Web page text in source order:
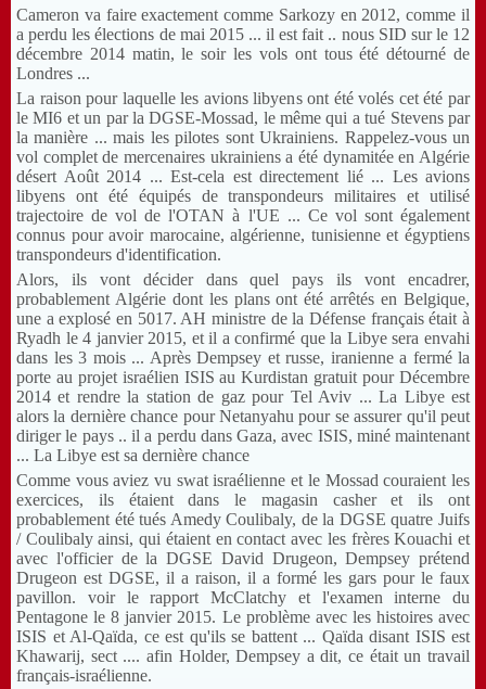
Cameron va faire exactement comme Sarkozy en 2012, comme il
a perdu les élections de mai 2015 ... il est fait .. nous SID sur le 12
décembre 2014 matin, le soir les vols ont tous été détourné de
Londres ...
La raison pour laquelle les avions libyens ont été volés cet été par
le MI6 et un par la DGSE-Mossad, le même qui a tué Stevens par
la manière ... mais les pilotes sont Ukrainiens. Rappelez-vous un
vol complet de mercenaires ukrainiens a été dynamitée en Algérie
désert Août 2014 ... Est-cela est directement lié ... Les avions
libyens ont été équipés de transpondeurs militaires et utilisé
trajectoire de vol de l'OTAN à l'UE ... Ce vol sont également
connus pour avoir marocaine, algérienne, tunisienne et égyptiens
transpondeurs d'identification.
Alors, ils vont décider dans quel pays ils vont encadrer,
probablement Algérie dont les plans ont été arrêtés en Belgique,
une a explosé en 5017. AH ministre de la Défense français était à
Ryadh le 4 janvier 2015, et il a confirmé que la Libye sera envahi
dans les 3 mois ... Après Dempsey et russe, iranienne a fermé la
porte au projet israélien ISIS au Kurdistan gratuit pour Décembre
2014 et rendre la station de gaz pour Tel Aviv ... La Libye est
alors la dernière chance pour Netanyahu pour se assurer qu'il peut
diriger le pays .. il a perdu dans Gaza, avec ISIS, miné maintenant
... La Libye est sa dernière chance
Comme vous aviez vu swat israélienne et le Mossad couraient les
exercices, ils étaient dans le magasin casher et ils ont
probablement été tués Amedy Coulibaly, de la DGSE quatre Juifs
/ Coulibaly ainsi, qui étaient en contact avec les frères Kouachi et
avec l'officier de la DGSE David Drugeon, Dempsey prétend
Drugeon est DGSE, il a raison, il a formé les gars pour le faux
pavillon.
voir le rapport McClatchy et l'examen interne du
Pentagone le 8 janvier 2015. Le problème avec les histoires avec
ISIS et Al-Qaïda, ce est qu'ils se battent ... Qaïda disant ISIS est
Khawarij, sect .... afin Holder, Dempsey a dit, ce était un travail
français-israélienne.